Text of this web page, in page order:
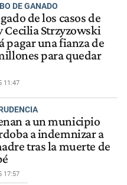
DE GANADO
de los casos de
Cecilia Strzyzowski
pagar una fianza de
para quedar
11:47
a un municipio
a indemnizar a
tras la muerte de
17:57